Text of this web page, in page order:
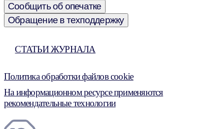
Сообщить об опечатке
Обращение в техподдержку
СТАТЬИ ЖУРНАЛА
Политика обработки файлов cookie
На информационном ресурсе применяются
рекомендательные технологии